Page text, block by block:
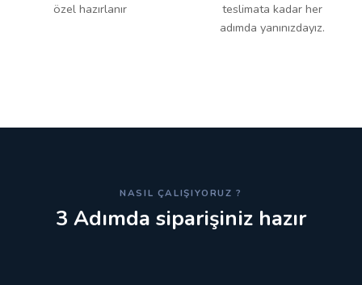
özel hazırlanır
teslimata kadar her
adımda yanınızdayız.
NASIL ÇALIŞIYORUZ ?
3 Adımda siparişiniz hazır